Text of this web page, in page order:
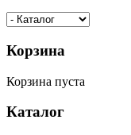
Корзина
Корзина пуста
Каталог